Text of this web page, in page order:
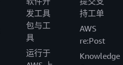
发工具
包与工
具
运行于
持工单
AWS
re:Post
Knowledge